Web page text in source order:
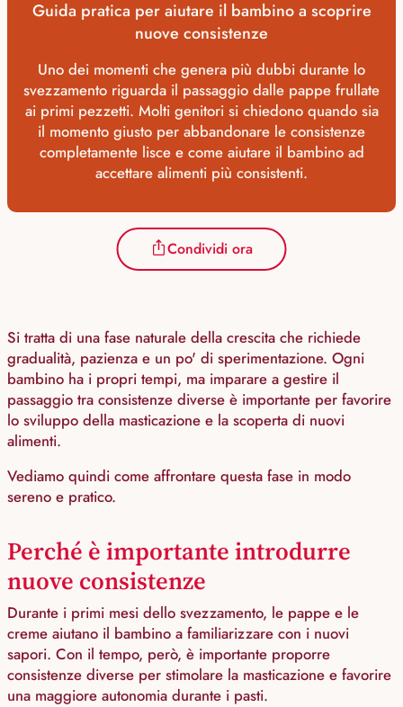
Guida pratica per aiutare il bambino a scoprire
nuove consistenze
Uno dei momenti che genera più dubbi durante lo
svezzamento riguarda il passaggio dalle pappe frullate
ai primi pezzetti. Molti genitori si chiedono quando sia
il momento giusto per abbandonare le consistenze
completamente lisce e come aiutare il bambino ad
accettare alimenti più consistenti.
Condividi ora
Si tratta di una fase naturale della crescita che richiede
gradualità, pazienza e un po' di sperimentazione. Ogni
bambino ha i propri tempi, ma imparare a gestire il
passaggio tra consistenze diverse è importante per favorire
lo sviluppo della masticazione e la scoperta di nuovi
alimenti.
Vediamo quindi come affrontare questa fase in modo
sereno e pratico.
Perché è importante introdurre
nuove consistenze
Durante i primi mesi dello svezzamento, le pappe e le
creme aiutano il bambino a familiarizzare con i nuovi
sapori. Con il tempo, però, è importante proporre
consistenze diverse per stimolare la masticazione e favorire
una maggiore autonomia durante i pasti.